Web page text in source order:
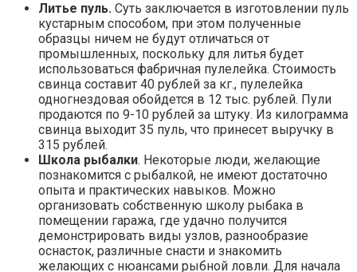
Литье пуль. Суть заключается в изготовлении пуль
кустарным способом, при этом полученные
образцы ничем не будут отличаться от
промышленных, поскольку для литья будет
использоваться фабричная пулелейка. Стоимость
свинца составит 40 рублей за кг., пулелейка
одногнездовая обойдется в 12 тыс. рублей. Пули
продаются по 9-10 рублей за штуку. Из килограмма
свинца выходит 35 пуль, что принесет выручку в
315 рублей.
Школа рыбалки. Некоторые люди, желающие
познакомится с рыбалкой, не имеют достаточно
опыта и практических навыков. Можно
организовать собственную школу рыбака в
помещении гаража, где удачно получится
демонстрировать виды узлов, разнообразие
оснасток, различные снасти и знакомить
желающих с нюансами рыбной ловли. Для начала